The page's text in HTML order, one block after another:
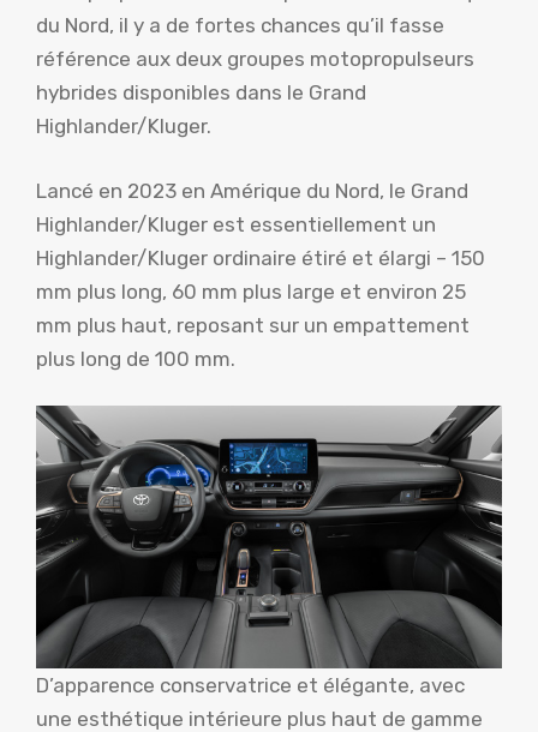
du Nord, il y a de fortes chances qu’il fasse
référence aux deux groupes motopropulseurs
hybrides disponibles dans le Grand
Highlander/Kluger.
Lancé en 2023 en Amérique du Nord, le Grand
Highlander/Kluger est essentiellement un
Highlander/Kluger ordinaire étiré et élargi – 150
mm plus long, 60 mm plus large et environ 25
mm plus haut, reposant sur un empattement
plus long de 100 mm.
D’apparence conservatrice et élégante, avec
une esthétique intérieure plus haut de gamme